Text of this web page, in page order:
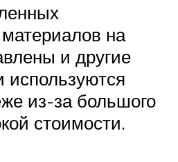
на
и другие
используются
из-за большого
стоимости.